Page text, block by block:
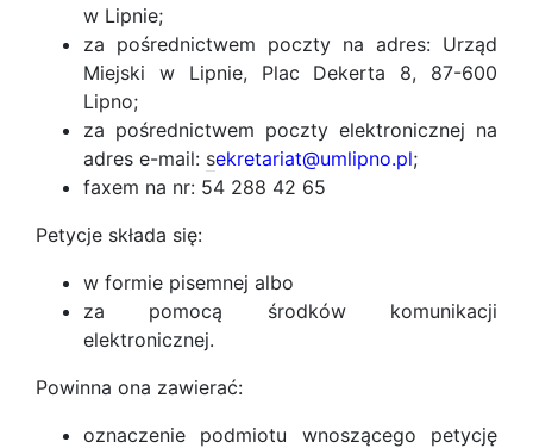
w Lipnie;
za pośrednictwem poczty na adres: Urząd
Miejski w Lipnie, Plac Dekerta 8, 87-600
Lipno;
za pośrednictwem poczty elektronicznej na
adres e-mail: sekretariat@umlipno.pl;
faxem na nr: 54 288 42 65
Petycje składa się:
w formie pisemnej albo
za pomocą środków komunikacji
elektronicznej.
Powinna ona zawierać:
oznaczenie podmiotu wnoszącego petycję